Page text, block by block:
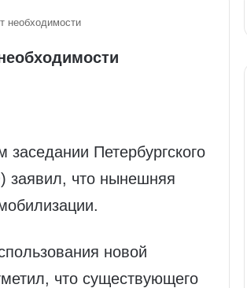
необходимости
Петербургского
заявил, что нынешняя
новой
что существующего